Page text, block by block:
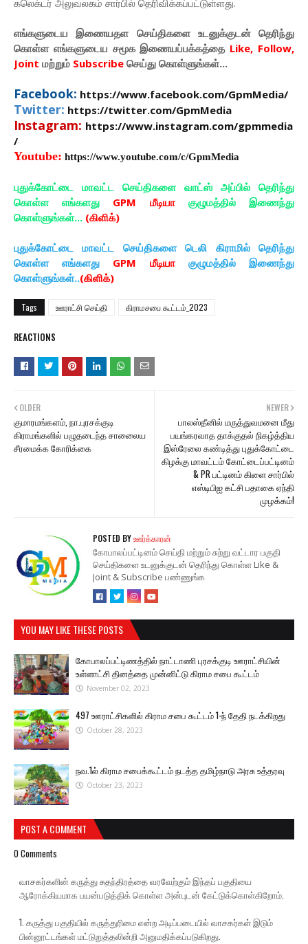
கலெக்டர் அலுவலகம் சார்பில் தெரிவிக்கப்பட்டுள்ளது.
எங்களுடைய இணையதள செய்திகளை உடனுக்குடன் தெரிந்து
கொள்ள எங்களுடைய சமூக இணையப்பக்கத்தை Like, Follow,
Joint மற்றும் Subscribe செய்து கொள்ளுங்கள்...
Facebook: https://www.facebook.com/GpmMedia/
Twitter: https://twitter.com/GpmMedia
Instagram: https://www.instagram.com/gpmmedia
/
Youtube: https://www.youtube.com/c/GpmMedia
புதுக்கோட்டை மாவட்ட செய்திகளை வாட்ஸ் அப்பில் தெரிந்து
கொள்ள எங்களது GPM மீடியாகுழுமத்தில் இணைந்து
கொள்ளுங்கள்... (கிளிக்)
புதுக்கோட்டை மாவட்ட செய்திகளை டெலி கிராமில் தெரிந்து
கொள்ள எங்களது GPM மீடியாகுழுமத்தில் இணைந்து
கொள்ளுங்கள்..(கிளிக்)
Tags ஊராட்சி செய்தி கிராமசபை கூட்டம்_2023
REACTIONS
NEWER
பாலஸ்தீனில் மருத்துவமனை மீது
பயங்கரவாத தாக்குதல் நிகழ்த்திய
இஸ்ரேலை கண்டித்து புதுக்கோட்டை
கிழக்கு மாவட்டம் கோட்டைப்பட்டினம்
& PR பட்டினம் கிளை சார்பில்
எஸ்டிபிஐ கட்சி பதாகை ஏந்தி
முழக்கம்!
OLDER
குமாரமங்களம், நா.புரசக்குடி
கிராமங்களில் பழுதடைந்த சாலைைய
சீரமைக்க கோரிக்கை
POSTED BYஊர்க்காரன்
கோபாலப்பட்டினம் செய்தி மற்றும் சுற்று வட்டார பகுதி
செய்திகளை உடனுக்குடன் தெரிந்து கொள்ள Like &
Joint & Subscribe பண்ணுங்க
YOU MAY LIKE THESE POSTS
கோபாலப்பட்டிணத்தில் நாட்டாணி புரசக்குடி ஊராட்சியின்
உள்ளாட்சி தினத்தை முன்னிட்டு கிராம சபை கூட்டம்
November 02, 2023
497 ஊராட்சிகளில் கிராம சபை கூட்டம் 1-ந் தேதி நடக்கிறது
October 28, 2023
நவ.1ல் கிராம சபைக்கூட்டம் நடத்த தமிழ்நாடு அரசு உத்தரவு
October 23, 2023
POST A COMMENT
0 Comments
வாசகர்களின் கருத்து சுதந்திரத்தை வரவேற்கும் இந்தப் பகுதியை
ஆரோக்கியமாக பயன்படுத்திக் கொள்ள அன்புடன் கேட்டுக்கொள்கிறோம்.
1. கருத்து பகுதியில் கருத்துரிமை என்ற அடிப்படையில் வாசகர்கள் இடும்
பின்னூட்டங்கள் மட்டுறுத்தலின்றி அனுமதிக்கப்படுகிறது.